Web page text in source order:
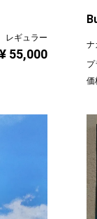
レギュラー
¥ 55,000
プ
価